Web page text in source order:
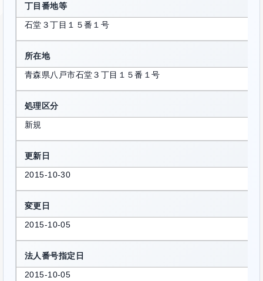
丁目番地等
石堂３丁目１５番１号
所在地
青森県八戸市石堂３丁目１５番１号
処理区分
新規
更新日
2015-10-30
変更日
2015-10-05
法人番号指定日
2015-10-05